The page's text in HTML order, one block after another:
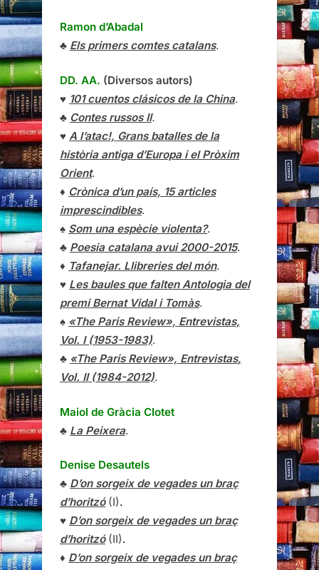
Ramon d’Abadal
♣ Els primers comtes catalans.
DD. AA. (Diversos autors)
♥ 101 cuentos clásicos de la China.
♣ Contes russos II.
♥ A l’atac!, Grans batalles de la
història antiga d’Europa i el Pròxim
Orient.
♦ Crònica d’un país, 15 articles
imprescindibles.
♠ Som una espècie violenta?.
♣ Poesia catalana avui 2000-2015.
♦ Tafanejar. Llibreries del món.
♥ Les baules que falten Antologia del
premi Bernat Vidal i Tomàs.
♠ «The Paris Review», Entrevistas,
Vol. I (1953-1983).
♣ «The Paris Review», Entrevistas,
Vol. II (1984-2012).
Maiol de Gràcia Clotet
♣ La Peixera.
Denise Desautels
♣ D’on sorgeix de vegades un braç
d’horitzó(I).
♥ D’on sorgeix de vegades un braç
d’horitzó(II).
♦ D’on sorgeix de vegades un braç